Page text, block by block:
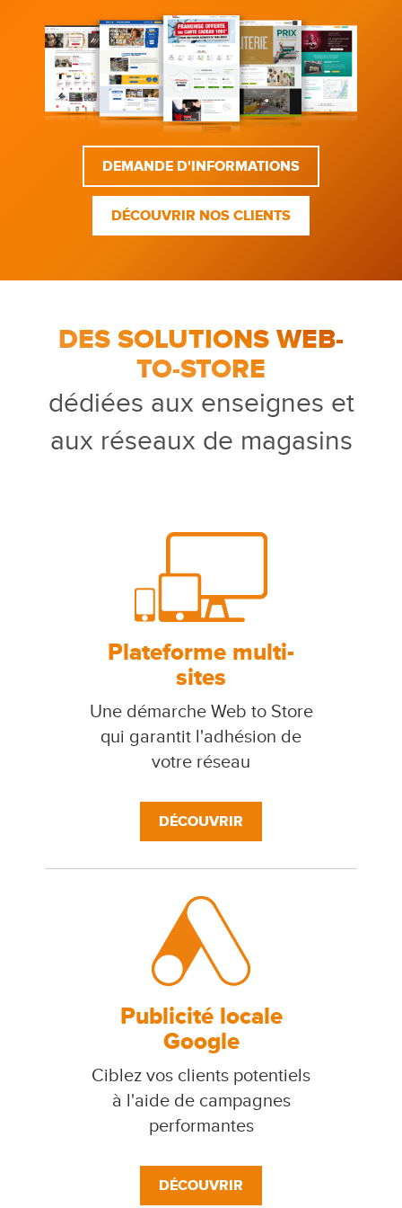
DEMANDE D'INFORMATIONS
DÉCOUVRIR NOS CLIENTS
DES SOLUTIONS WEB-
TO-STORE
dédiées aux enseignes et
aux réseaux de magasins
Plateforme multi-
sites
Une démarche Web to Store
qui garantit l'adhésion de
votre réseau
DÉCOUVRIR
Publicité locale
Google
Ciblez vos clients potentiels
à l'aide de campagnes
performantes
DÉCOUVRIR